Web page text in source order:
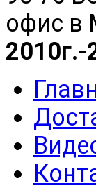
офис в
2010г.-